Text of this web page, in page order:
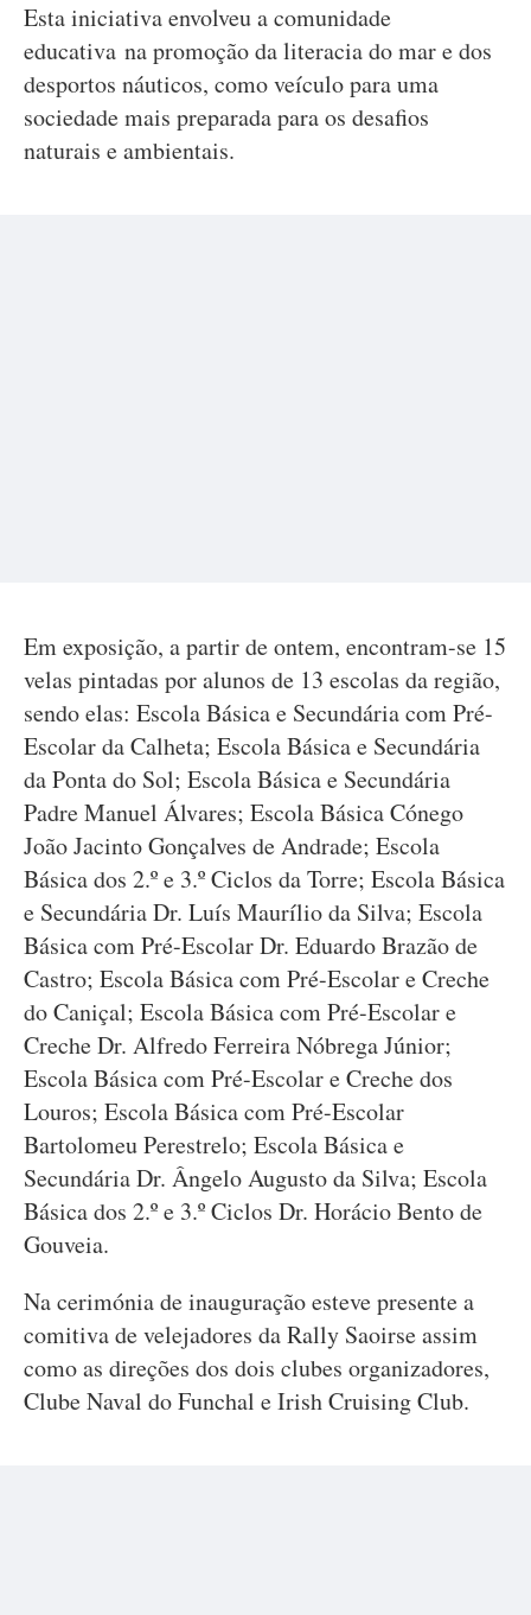
Esta iniciativa envolveu a comunidade
educativa na promoção da literacia do mar e dos
desportos náuticos, como veículo para uma
sociedade mais preparada para os desafios
naturais e ambientais.
Em exposição, a partir de ontem, encontram-se 15
velas pintadas por alunos de 13 escolas da região,
sendo elas: Escola Básica e Secundária com Pré-
Escolar da Calheta; Escola Básica e Secundária
da Ponta do Sol; Escola Básica e Secundária
Padre Manuel Álvares; Escola Básica Cónego
João Jacinto Gonçalves de Andrade; Escola
Básica dos 2.º e 3.º Ciclos da Torre; Escola Básica
e Secundária Dr. Luís Maurílio da Silva; Escola
Básica com Pré-Escolar Dr. Eduardo Brazão de
Castro; Escola Básica com Pré-Escolar e Creche
do Caniçal; Escola Básica com Pré-Escolar e
Creche Dr. Alfredo Ferreira Nóbrega Júnior;
Escola Básica com Pré-Escolar e Creche dos
Louros; Escola Básica com Pré-Escolar
Bartolomeu Perestrelo; Escola Básica e
Secundária Dr. Ângelo Augusto da Silva; Escola
Básica dos 2.º e 3.º Ciclos Dr. Horácio Bento de
Gouveia.
Na cerimónia de inauguração esteve presente a
comitiva de velejadores da Rally Saoirse assim
como as direções dos dois clubes organizadores,
Clube Naval do Funchal e Irish Cruising Club.